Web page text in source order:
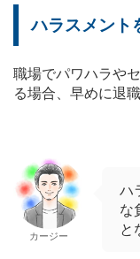
ハラスメント
職場でパワハラや
る場合、早めに退
カージー
ハ
な
と